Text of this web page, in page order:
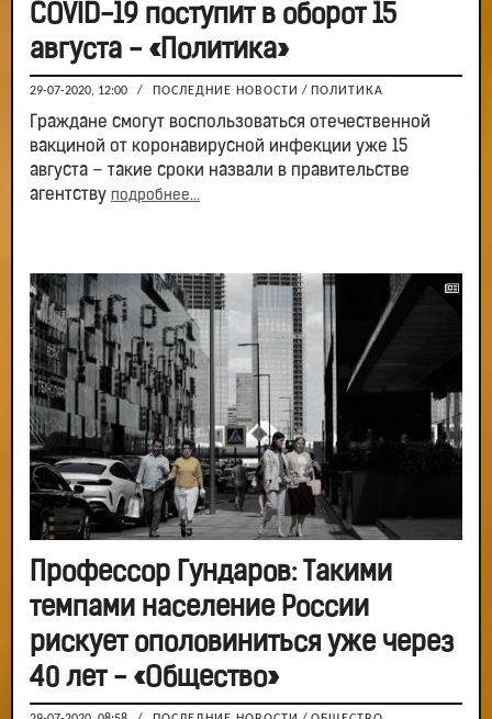
COVID-19 поступит в оборот 15
августа - «Политика»
29-07-2020, 12:00 / ПОСЛЕДНИЕ НОВОСТИ / ПОЛИТИКА
Граждане смогут воспользоваться отечественной
вакциной от коронавирусной инфекции уже 15
августа – такие сроки назвали в правительстве
агентству подробнее...
Профессор Гундаров: Такими
темпами население России
рискует ополовиниться уже через
40 лет - «Общество»